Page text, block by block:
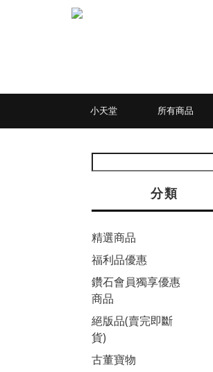
小天堂 所有商品
分類
精選商品
福利品優惠
鑽石會員獨享優惠
商品
絕版品(賣完即斷
貨)
古董寶物